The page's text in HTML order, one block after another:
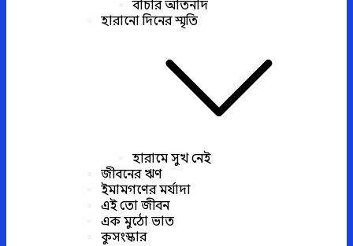
বাঁচার আর্তনাদ
হারানো দিনের স্মৃতি
হারামে সুখ নেই
জীবনের ঋণ
ইমামগণের মর্যাদা
এই তো জীবন
এক মুঠো ভাত
কুসংস্কার